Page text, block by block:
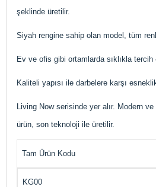
şeklinde üretilir.
Siyah rengine sahip olan model, tüm
Ev ve ofis gibi ortamlarda sıklıkla tercih
Kaliteli yapısı ile darbelere karşı
Living Now serisinde yer alır. Modern
ürün, son teknoloji ile üretilir.
Tam Ürün Kodu
KG00